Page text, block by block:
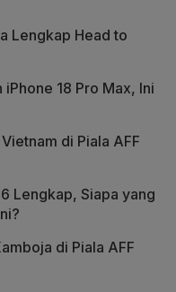
Lengkap Head to
18 Pro Max, Ini
di Piala AFF
Lengkap, Siapa yang
di Piala AFF